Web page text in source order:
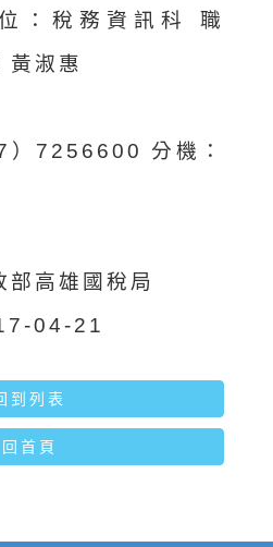
：稅務資訊科 職
黃淑惠
）7256600 分機：
部高雄國稅局
04-21
到列表
回首頁